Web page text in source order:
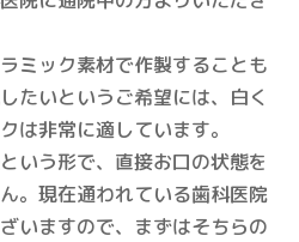
ミック素材で作製することも
たいというご希望には、白く
は非常に適しています。
いう形で、直接お口の状態を
。現在通われている歯科医院
いますので、まずはそちらの